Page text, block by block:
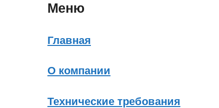
Меню
Главная
О компании
Технические требования